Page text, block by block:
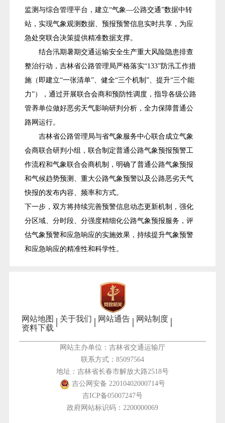
监测与综合管理平台，建立“气象—公路交通”数据中转
站，实现气象观测数据、预报预警信息实时共享，为应
急处突联合决策提供精准数据支撑。
结合汛期暑期交通运输安全生产重大风险隐患排查
整治行动，吉林省公路管理局严格落实“133”防汛工作措
施（即建立“一张清单”、健全“三个机制”、提升“三个能
力”），通过开展联合会商和预防性调度，指导各级公路
管养单位做好恶劣天气影响研判分析，全力保障普通公
路网运行。
吉林省公路管理局与省气象服务中心联合成立气象
会商联合研判小组，联合制定普通公路气象预报预警工
作流程和气象联合会商机制，明确了普通公路气象预报
和气候趋势预测、重大公路气象预警以及公路恶劣天气
快报的发布内容、频率和方式。
下一步，双方将持续完善预警信息动态更新机制，强化
分区域、分时段、分强度精细化公路气象预报服务，评
估气象预警和应急响应的实施效果，持续提升气象预警
和应急响应的精准性和科学性。
网站地图 关于我们 网站通告
网站制度
资料下载
网站主办单位：吉林省交通运输厅
联系方式：85097564
地址：吉林省长春市解放大路2518号
吉公网安备 22010402000714号
吉ICP备05007247号
政府网站标识码：2200000069